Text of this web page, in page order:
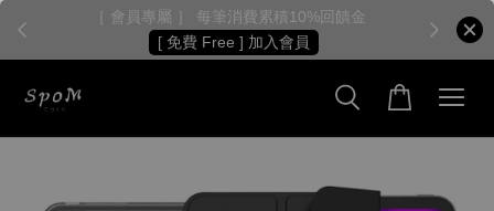
［ 會員專屬 ］ 每筆消費累積10%回饋金
[ 免費 Free ] 加入會員